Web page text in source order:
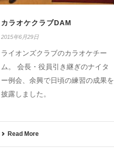
カラオケクラブDAM
2015年6月29日
ライオンズクラブのカラオケチー
ム。 会長・役員引き継ぎのナイタ
ー例会、余興で日頃の練習の成果を
披露しました。
Read More